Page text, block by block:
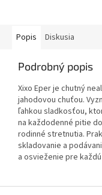
Popis Diskusia
Podrobný popis
Xixo Eper je chutný
jahodovou chuťou.
ľahkou sladkosťou,
na každodenné pitie
rodinné stretnutia.
skladovanie a
a osvieženie pre